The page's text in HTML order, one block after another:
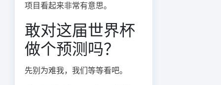
项目看起来非常有意思。
敢对这届世界杯
做个预测吗？
先别为难我，我们等等看吧。